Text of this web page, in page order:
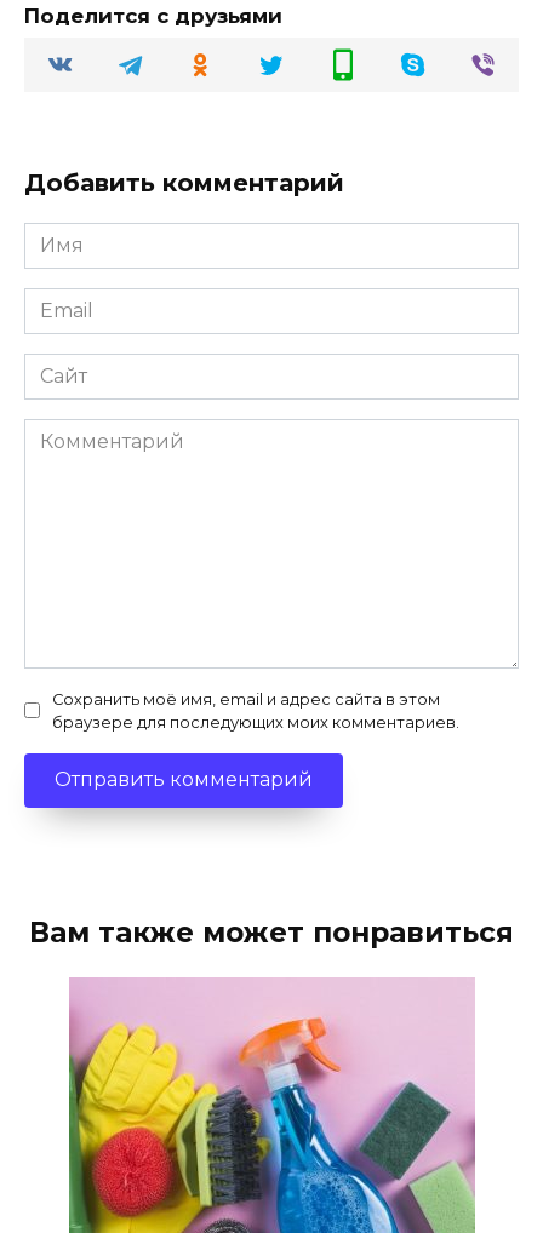
Поделится с друзьями
Добавить комментарий
Имя
Email
Сайт
Комментарий
Сохранить моё имя, email и адрес сайта в этом
браузере для последующих моих комментариев.
Вам также может понравиться